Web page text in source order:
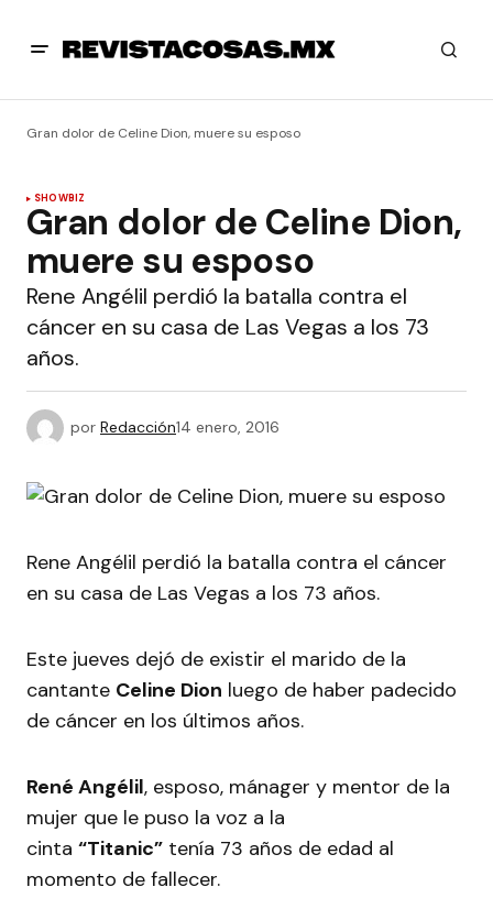
Gran dolor de Celine Dion, muere su esposo
SHOWBIZ
Gran dolor de Celine Dion,
muere su esposo
Rene Angélil perdió la batalla contra el
cáncer en su casa de Las Vegas a los 73
años.
por Redacción14 enero, 2016
Rene Angélil perdió la batalla contra el cáncer
en su casa de Las Vegas a los 73 años.
Este jueves dejó de existir el marido de la
cantante Celine Dion luego de haber padecido
de cáncer en los últimos años.
René Angélil, esposo, mánager y mentor de la
mujer que le puso la voz a la
cinta “Titanic” tenía 73 años de edad al
momento de fallecer.